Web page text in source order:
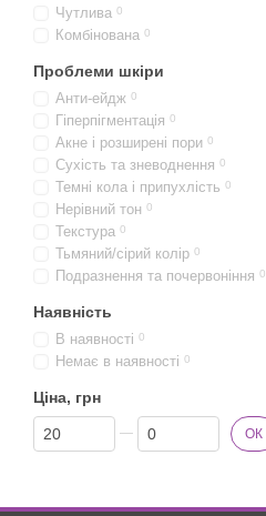
Чутлива 0
Комбінована 0
Проблеми шкіри
Анти-ейдж 0
Гіперпігментація 0
Акне і розширені пори 0
Сухість та зневоднення 0
Темні кола і припухлість 0
Нерівний тон 0
Текстура 0
Тьмяний/сірий колір 0
Подразнення та почервоніння 0
Наявність
В наявності 0
Немає в наявності 0
Ціна, грн
Від Ціна, грн
До Ціна, грн ОК